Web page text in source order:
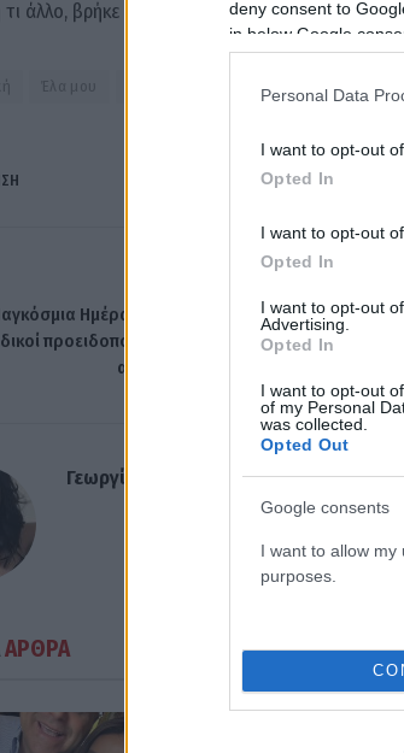
deny consent to
in below Google
Personal Data
I want to opt-out
Opted In
I want to opt-out
Opted In
I want to opt-out
Advertising.
Opted In
I want to opt-out
of my Personal
was collected.
Opted Out
Google consents
I want to allow
purposes.
άλλο, βρήκε έναν τρόπο να κάνει ακόμα και
Έλα μου Σάκης Ρουβάς
Ημέρα κατά του Καπνίσματος: Οι
προειδοποιούν για την «παγίδα» του
ατμίσματος στους εφήβους
Γεωργία Ντούνη
ΑΡΘΡΑ